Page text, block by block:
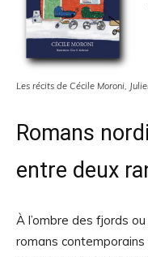
Les récits de Cécile Moroni,
Romans
entre deux
À l’ombre des fjords
romans